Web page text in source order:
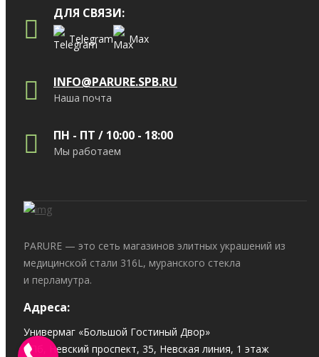
ДЛЯ СВЯЗИ:
Telegram Max
INFO@PARURE.SPB.RU
Наша почта
ПН - ПТ / 10:00 - 18:00
Мы работаем
PARURE — это сеть магазинов элитных украшений из
медицинской стали 316L, муранского стекла
и перламутра.
Адреса:
Универмаг «Большой Гостиный Двор»
СПб,
Невский проспект, 35, Невская линия, 1 этаж